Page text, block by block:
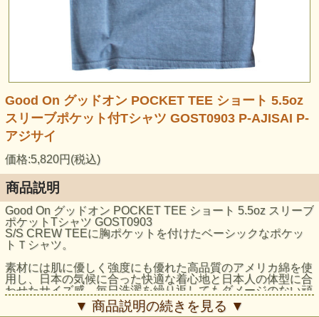
Good On グッドオン POCKET TEE ショート 5.5oz
スリーブポケット付Tシャツ GOST0903 P-AJISAI P-
アジサイ
価格:5,820円(税込)
商品説明
Good On グッドオン POCKET TEE ショート 5.5oz スリーブ
ポケットTシャツ GOST0903
S/S CREW TEEに胸ポケットを付けたベーシックなポケッ
トＴシャツ。
素材には肌に優しく強度にも優れた高品質のアメリカ綿を使
用し、日本の気候に合った快適な着心地と日本人の体型に合
わせたサイズ感、毎日洗濯を繰り返してもダメージのない頑
固な縫製が特徴。▼ 商品説明の続きを見る ▼